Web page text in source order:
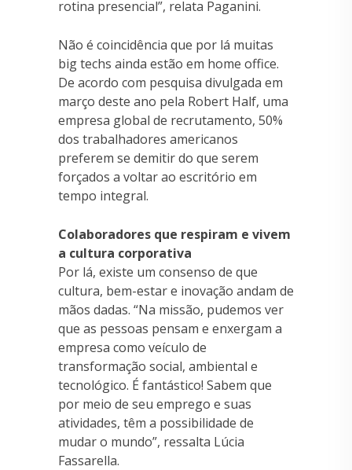
rotina presencial”, relata Paganini.
Não é coincidência que por lá muitas
big techs ainda estão em home office.
De acordo com pesquisa divulgada em
março deste ano pela Robert Half, uma
empresa global de recrutamento, 50%
dos trabalhadores americanos
preferem se demitir do que serem
forçados a voltar ao escritório em
tempo integral.
Colaboradores que respiram e vivem
a cultura corporativa
Por lá, existe um consenso de que
cultura, bem-estar e inovação andam de
mãos dadas. “Na missão, pudemos ver
que as pessoas pensam e enxergam a
empresa como veículo de
transformação social, ambiental e
tecnológico. É fantástico! Sabem que
por meio de seu emprego e suas
atividades, têm a possibilidade de
mudar o mundo”, ressalta Lúcia
Fassarella.